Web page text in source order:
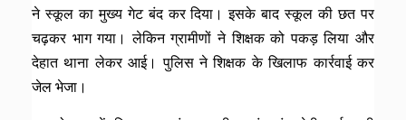
ने स्कूल का मुख्य गेट बंद कर दिया। इसके बाद स्कूल की छत पर
चढ़कर भाग गया। लेकिन ग्रामीणों ने शिक्षक को पकड़ लिया और
देहात थाना लेकर आई। पुलिस ने शिक्षक के खिलाफ कार्रवाई कर
जेल भेजा।